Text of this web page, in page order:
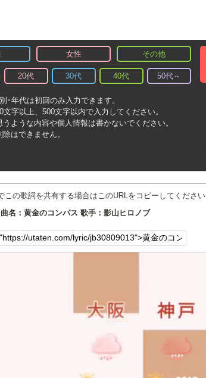
女性 その他
20代 30代 40代 50代～
･年代は初回のみ入力できます。
字以上、500文字以内で入力してください。
ような内容や個人情報は書かないでください。
はできません。
この歌詞を共有する場合はこのURLをコピーしてください
曲名：黄金のコンパス 歌手：影山ヒロノブ